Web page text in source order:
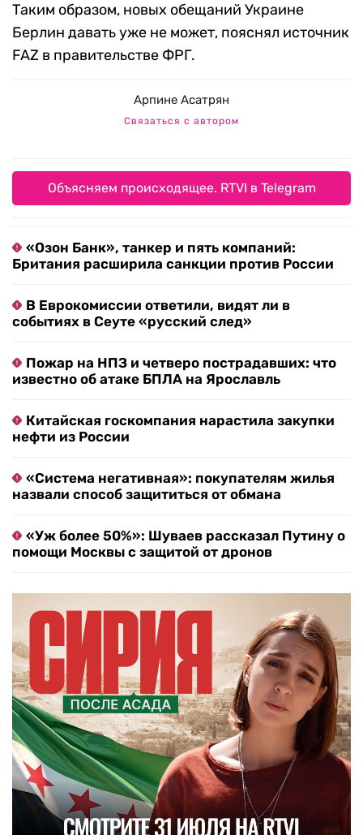
Таким образом, новых обещаний Украине
Берлин давать уже не может, пояснял источник
FAZ в правительстве ФРГ.
Арпине Асатрян
Связаться с автором
Объясняем происходящее. RTVI в Telegram
«Озон Банк», танкер и пять компаний:
Британия расширила санкции против России
В Еврокомиссии ответили, видят ли в
событиях в Сеуте «русский след»
Пожар на НПЗ и четверо пострадавших: что
известно об атаке БПЛА на Ярославль
Китайская госкомпания нарастила закупки
нефти из России
«Система негативная»: покупателям жилья
назвали способ защититься от обмана
«Уж более 50%»: Шуваев рассказал Путину о
помощи Москвы с защитой от дронов